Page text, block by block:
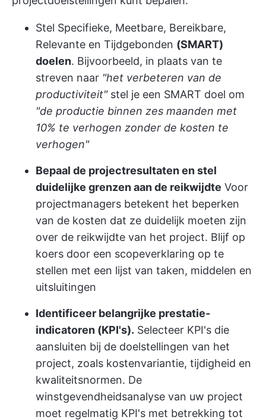
Stel Specifieke, Meetbare, Bereikbare,
Relevante en Tijdgebonden (SMART)
doelen. Bijvoorbeeld, in plaats van te
streven naar "het verbeteren van de
productiviteit"stel je een SMART doel om
"de productie binnen zes maanden met
10% te verhogen zonder de kosten te
verhogen"
Bepaal de projectresultaten en stel
duidelijke grenzen aan de reikwijdte Voor
projectmanagers betekent het beperken
van de kosten dat ze duidelijk moeten zijn
over de reikwijdte van het project. Blijf op
koers door een scopeverklaring op te
stellen met een lijst van taken, middelen en
uitsluitingen
Identificeer belangrijke prestatie-
indicatoren (KPI's). Selecteer KPI's die
aansluiten bij de doelstellingen van het
project, zoals kostenvariantie, tijdigheid en
kwaliteitsnormen. De
winstgevendheidsanalyse van uw project
moet regelmatig KPI's met betrekking tot